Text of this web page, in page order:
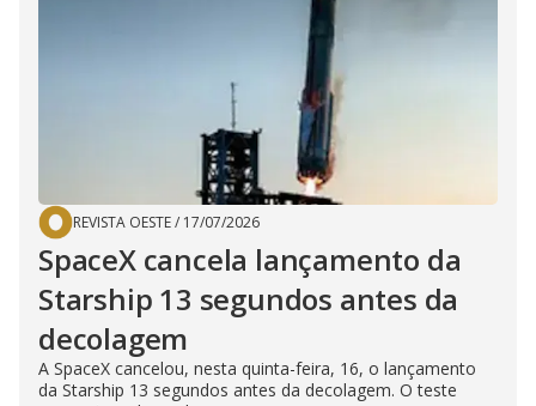
REVISTA OESTE/ 17/07/2026
SpaceX cancela lançamento da
Starship 13 segundos antes da
decolagem
A SpaceX cancelou, nesta quinta-feira, 16, o lançamento
da Starship 13 segundos antes da decolagem. O teste